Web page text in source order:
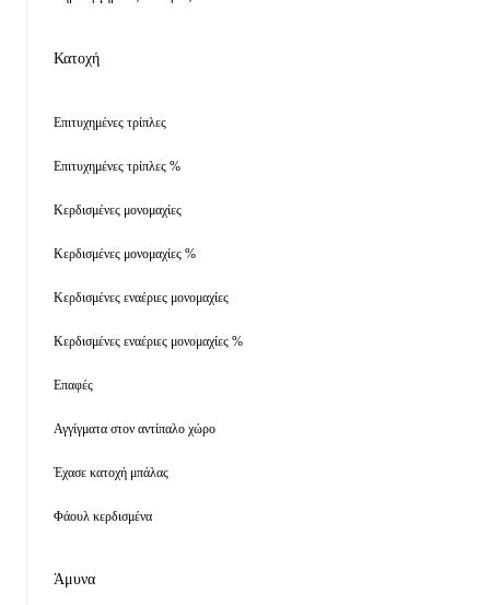
Κατοχή
Επιτυχημένες τρίπλες
Επιτυχημένες τρίπλες %
Κερδισμένες μονομαχίες
Κερδισμένες μονομαχίες %
Κερδισμένες εναέριες μονομαχίες
Κερδισμένες εναέριες μονομαχίες %
Επαφές
Αγγίγματα στον αντίπαλο χώρο
Έχασε κατοχή μπάλας
Φάουλ κερδισμένα
Άμυνα